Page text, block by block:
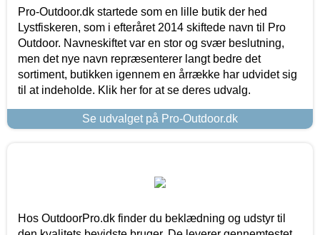
Pro-Outdoor.dk startede som en lille butik der hed
Lystfiskeren, som i efteråret 2014 skiftede navn til Pro
Outdoor. Navneskiftet var en stor og svær beslutning,
men det nye navn repræsenterer langt bedre det
sortiment, butikken igennem en årrække har udvidet sig
til at indeholde. Klik her for at se deres udvalg.
Se udvalget på Pro-Outdoor.dk
Hos OutdoorPro.dk finder du beklædning og udstyr til